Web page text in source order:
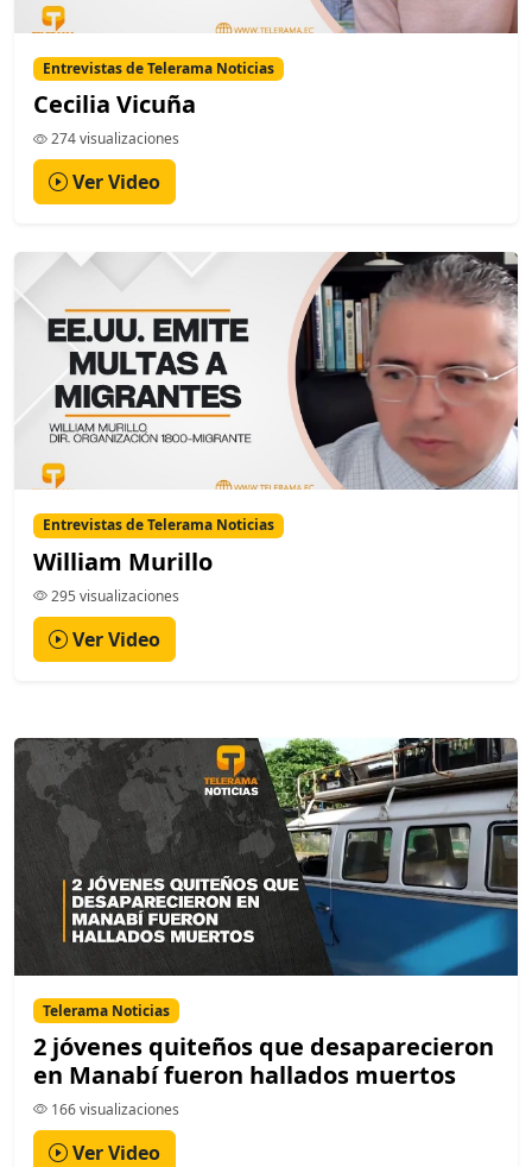
Entrevistas de Telerama Noticias
Cecilia Vicuña
274 visualizaciones
Ver Video
Entrevistas de Telerama Noticias
William Murillo
295 visualizaciones
Ver Video
Telerama Noticias
2 jóvenes quiteños que desaparecieron
en Manabí fueron hallados muertos
166 visualizaciones
Ver Video